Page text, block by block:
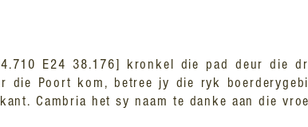
E24 38.176] kronkel die pad deur die
die Poort kom, betree jy die ryk
Cambria het sy naam te danke aan die